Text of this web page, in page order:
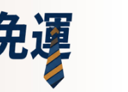
小方包-兩色(234014)
NT$4,800